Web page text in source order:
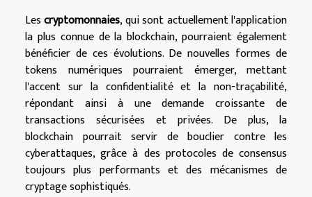
Lescryptomonnaies, qui sont actuellement l'application
la plus connue de la blockchain, pourraient également
bénéficier de ces évolutions. De nouvelles formes de
tokens numériques pourraient émerger, mettant
l'accent sur la confidentialité et la non-traçabilité,
répondant ainsi à une demande croissante de
transactions sécurisées et privées. De plus, la
blockchain pourrait servir de bouclier contre les
cyberattaques, grâce à des protocoles de consensus
toujours plus performants et des mécanismes de
cryptage sophistiqués.